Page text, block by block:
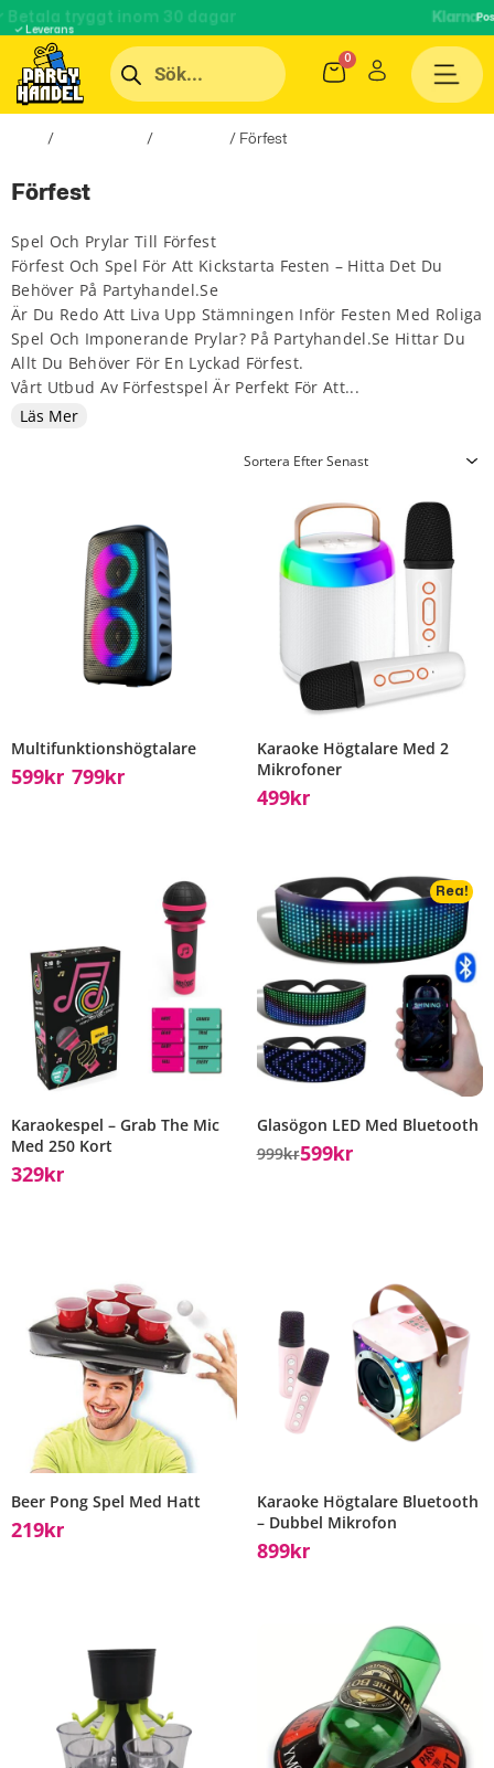
✓ Betala tryggt inom 30 dagar
✓ Leverans
Klarna.
/ / / Förfest
Förfest
Spel Och Prylar Till Förfest
Förfest Och Spel För Att Kickstarta Festen – Hitta Det Du
Behöver På Partyhandel.se
Är Du Redo Att Liva Upp Stämningen Inför Festen Med Roliga
Spel Och Imponerande Prylar? På Partyhandel.se Hittar Du
Allt Du Behöver För En Lyckad Förfest.
Vårt Utbud Av Förfestspel Är Perfekt För Att...
Läs Mer
Multifunktionshögtalare
599Kr 799Kr
Karaoke Högtalare Med 2
Mikrofoner
499Kr
Karaokespel – Grab The Mic
Med 250 Kort
329Kr
Rea!
Glasögon LED Med Bluetooth
999Kr599Kr
Beer Pong Spel Med Hatt
219Kr
Karaoke Högtalare Bluetooth
– Dubbel Mikrofon
899Kr